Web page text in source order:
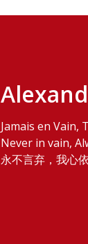
Jamais en Vain,
Never in vain,
永不言弃，我心